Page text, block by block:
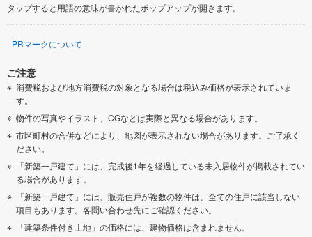
タップすると用語の意味が書かれたポップアップが開きます。
PRマークについて
ご注意
消費税および地方消費税の対象となる場合は税込み価格が表示されていま
す。
物件の写真やイラスト、CGなどは実際と異なる場合があります。
市区町村の合併などにより、地図が表示されない場合があります。ご了承く
ださい。
「新築一戸建て」には、完成後1年を経過している未入居物件が掲載されてい
る場合があります。
「新築一戸建て」には、販売住戸が複数の物件は、全ての住戸に該当しない
項目もあります。各問い合わせ先にご確認ください。
「建築条件付き土地」の価格には、建物価格は含まれません。